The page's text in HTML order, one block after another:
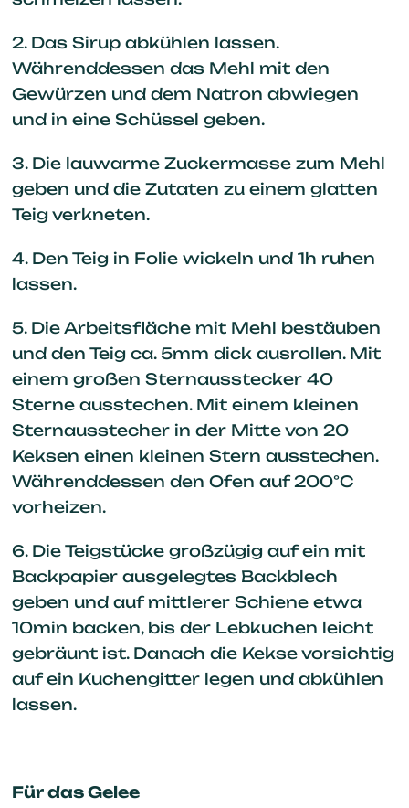
2. Das Sirup abkühlen lassen.
Währenddessen das Mehl mit den
Gewürzen und dem Natron abwiegen
und in eine Schüssel geben.
3. Die lauwarme Zuckermasse zum Mehl
geben und die Zutaten zu einem glatten
Teig verkneten.
4. Den Teig in Folie wickeln und 1h ruhen
lassen.
5. Die Arbeitsfläche mit Mehl bestäuben
und den Teig ca. 5mm dick ausrollen. Mit
einem großen Sternausstecker 40
Sterne ausstechen. Mit einem kleinen
Sternausstecher in der Mitte von 20
Keksen einen kleinen Stern ausstechen.
Währenddessen den Ofen auf 200°C
vorheizen.
6. Die Teigstücke großzügig auf ein mit
Backpapier ausgelegtes Backblech
geben und auf mittlerer Schiene etwa
10min backen, bis der Lebkuchen leicht
gebräunt ist. Danach die Kekse vorsichtig
auf ein Kuchengitter legen und abkühlen
lassen.
Für das Gelee